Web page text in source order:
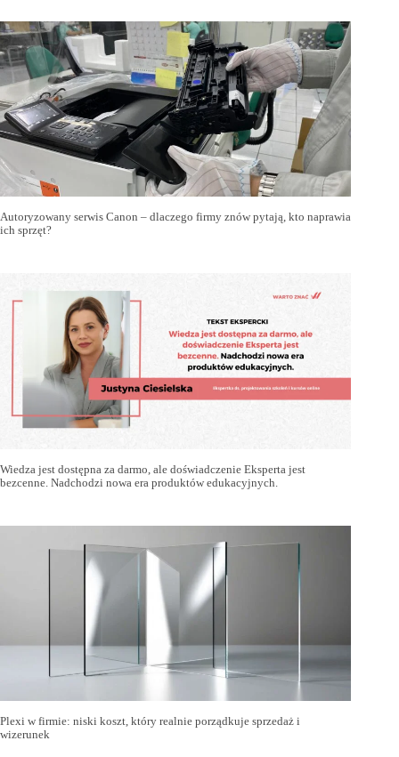
Autoryzowany serwis Canon – dlaczego firmy znów pytają, kto naprawia
ich sprzęt?
Wiedza jest dostępna za darmo, ale doświadczenie Eksperta jest
bezcenne. Nadchodzi nowa era produktów edukacyjnych.
Plexi w firmie: niski koszt, który realnie porządkuje sprzedaż i
wizerunek